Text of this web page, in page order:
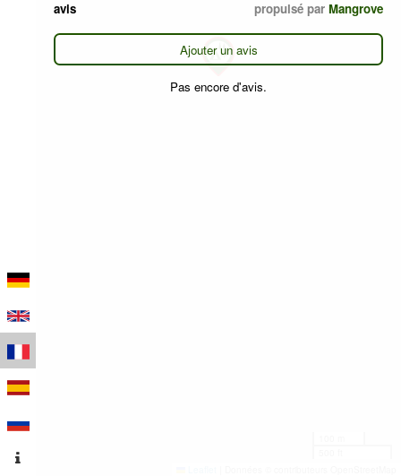
avis propulsé par Mangrove
Ajouter un avis
Pas encore d'avis.